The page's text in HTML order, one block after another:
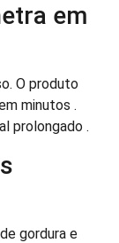
em
O produto
minutos .
prolongado .
gordura e